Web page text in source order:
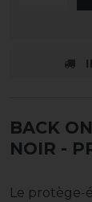
BACK
NOIR -
Le protège-